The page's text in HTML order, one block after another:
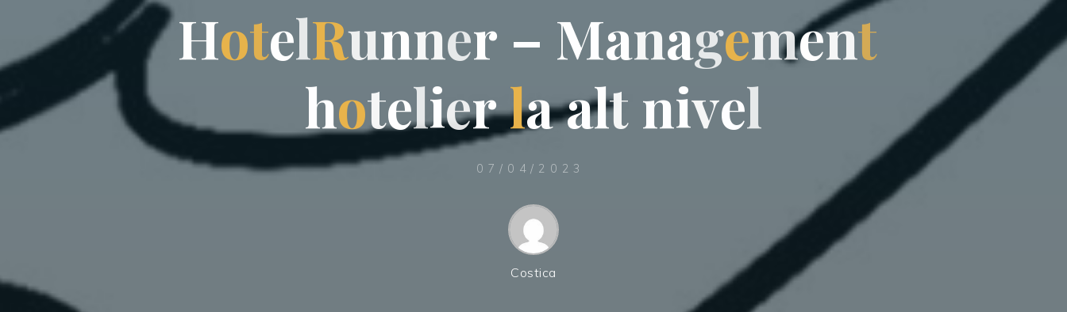
HotelRunner – Management
hotelierlaalt nivel
07/04/2023
Costica